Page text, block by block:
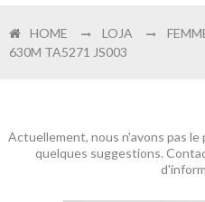
English
HOME LOJA
630M TA5271 JS003
Actuellement, nous n'avons pas
quelques suggestions.